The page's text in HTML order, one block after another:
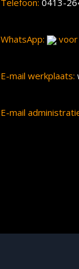
WhatsApp: voor
E-mail werkplaats:
E-mail